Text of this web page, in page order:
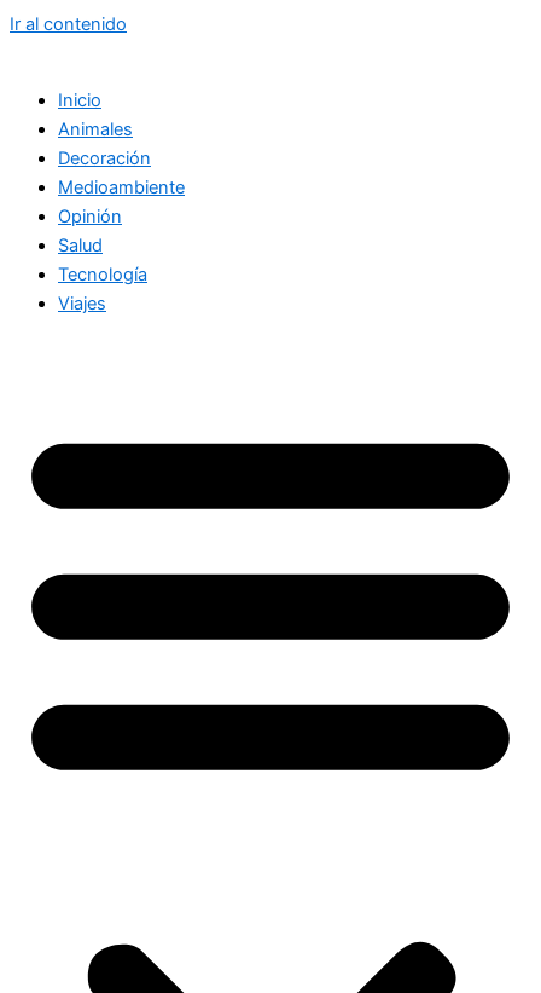
Ir al contenido
Inicio
Animales
Decoración
Medioambiente
Opinión
Salud
Tecnología
Viajes